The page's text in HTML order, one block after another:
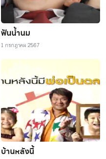
ฟันน้ำนม
1 กรกฎาคม 2567
บ้านหลังนี้